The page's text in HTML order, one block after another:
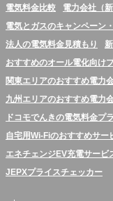
電気料金比較
電力会社（
電気とガスのキャンペーン
法人の電気料金見積もり
おすすめのオール電化向け
関東エリアのおすすめ電力
九州エリアのおすすめ電力
ドコモでんきの電気料金プ
自宅用Wi-Fiのおすすめサー
エネチェンジEV充電サービ
JEPXプライスチェッカー